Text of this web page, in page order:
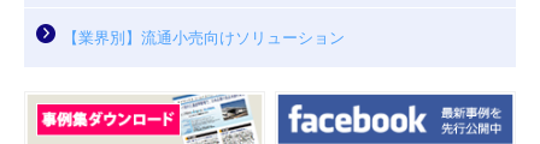
【業界別】流通小売向けソリューション